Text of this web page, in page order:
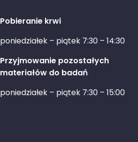
Pobieranie krwi
poniedziałek – piątek 7:30 – 14:30
Przyjmowanie pozostałych
materiałów do badań
poniedziałek – piątek 7:30 – 15:00